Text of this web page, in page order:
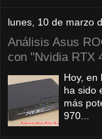
lunes, 10 de marzo
Análisis Asus
con "Nvidia RTX
Hoy, en
ha sido
más
970...